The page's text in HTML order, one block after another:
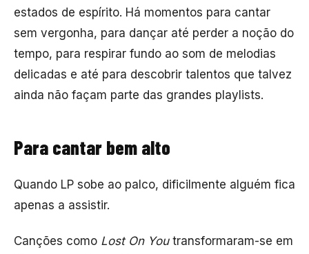
estados de espírito. Há momentos para cantar
sem vergonha, para dançar até perder a noção do
tempo, para respirar fundo ao som de melodias
delicadas e até para descobrir talentos que talvez
ainda não façam parte das grandes playlists.
Para cantar bem alto
Quando LP sobe ao palco, dificilmente alguém fica
apenas a assistir.
Canções como Lost On Youtransformaram-se em